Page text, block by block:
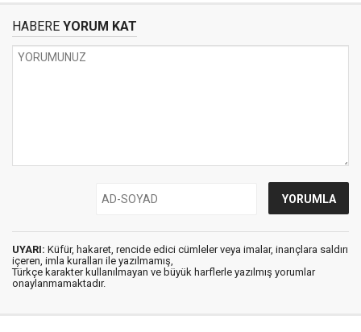
HABERE YORUM KAT
UYARI: Küfür, hakaret, rencide edici cümleler veya imalar, inançlara saldırı
içeren, imla kuralları ile yazılmamış,
Türkçe karakter kullanılmayan ve büyük harflerle yazılmış yorumlar
onaylanmamaktadır.